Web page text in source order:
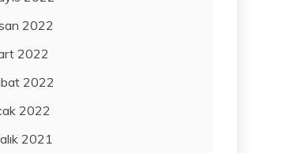
2022
2022
2022
2022
2021